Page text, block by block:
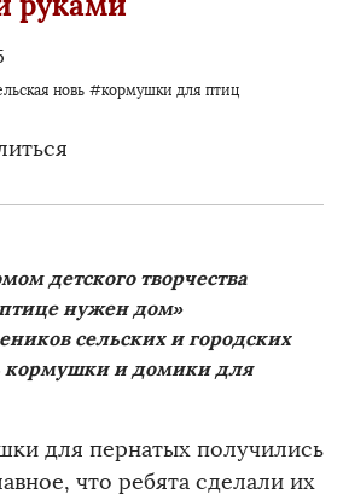
новь #кормушки для птиц
детского творчества
нужен дом»
сельских и городских
кормушки и домики для
для пернатых получились
что ребята сделали их